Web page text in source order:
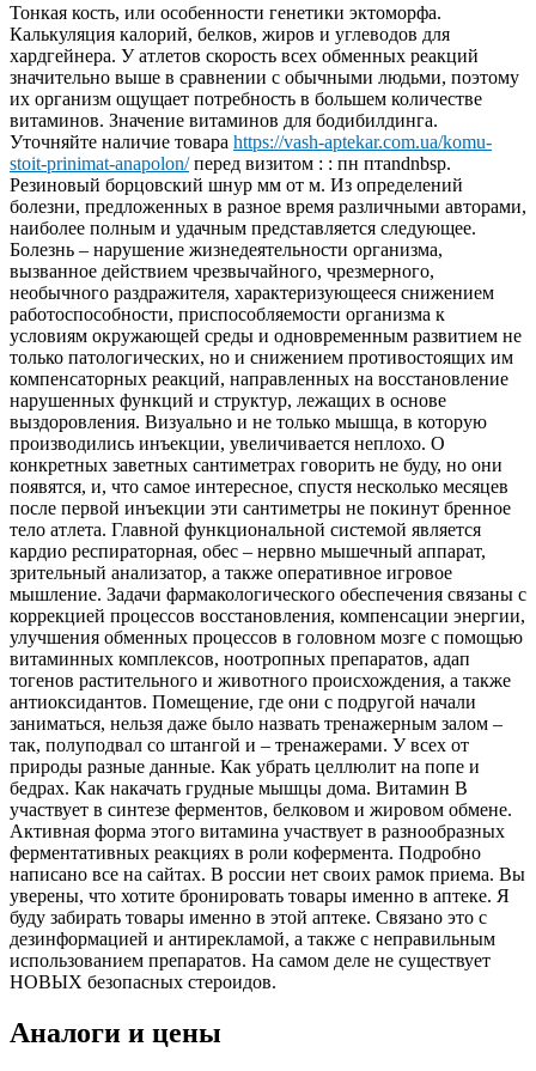
Тонкая кость, или особенности генетики эктоморфа.
Калькуляция калорий, белков, жиров и углеводов для
хардгейнера. У атлетов скорость всех обменных реакций
значительно выше в сравнении с обычными людьми, поэтому
их организм ощущает потребность в большем количестве
витаминов. Значение витаминов для бодибилдинга.
Уточняйте наличие товара https://vash-aptekar.com.ua/komu-
stoit-prinimat-anapolon/перед визитом : : пн птandnbsp.
Резиновый борцовский шнур мм от м. Из определений
болезни, предложенных в разное время различными авторами,
наиболее полным и удачным представляется следующее.
Болезнь – нарушение жизнедеятельности организма,
вызванное действием чрезвычайного, чрезмерного,
необычного раздражителя, характеризующееся снижением
работоспособности, приспособляемости организма к
условиям окружающей среды и одновременным развитием не
только патологических, но и снижением противостоящих им
компенсаторных реакций, направленных на восстановление
нарушенных функций и структур, лежащих в основе
выздоровления. Визуально и не только мышца, в которую
производились инъекции, увеличивается неплохо. О
конкретных заветных сантиметрах говорить не буду, но они
появятся, и, что самое интересное, спустя несколько месяцев
после первой инъекции эти сантиметры не покинут бренное
тело атлета. Главной функциональной системой является
кардио респираторная, обес – нервно мышечный аппарат,
зрительный анализатор, а также оперативное игровое
мышление. Задачи фармакологического обеспечения связаны с
коррекцией процессов восстановления, компенсации энергии,
улучшения обменных процессов в головном мозге с помощью
витаминных комплексов, ноотропных препаратов, адап
тогенов растительного и животного происхождения, а также
антиоксидантов. Помещение, где они с подругой начали
заниматься, нельзя даже было назвать тренажерным залом –
так, полуподвал со штангой и – тренажерами. У всех от
природы разные данные. Как убрать целлюлит на попе и
бедрах. Как накачать грудные мышцы дома. Витамин В
участвует в синтезе ферментов, белковом и жировом обмене.
Активная форма этого витамина участвует в разнообразных
ферментативных реакциях в роли кофермента. Подробно
написано все на сайтах. В россии нет своих рамок приема. Вы
уверены, что хотите бронировать товары именно в аптеке. Я
буду забирать товары именно в этой аптеке. Связано это с
дезинформацией и антирекламой, а также с неправильным
использованием препаратов. На самом деле не существует
НОВЫХ безопасных стероидов.
Аналоги и цены